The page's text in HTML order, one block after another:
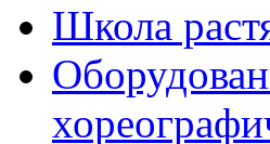
Школа